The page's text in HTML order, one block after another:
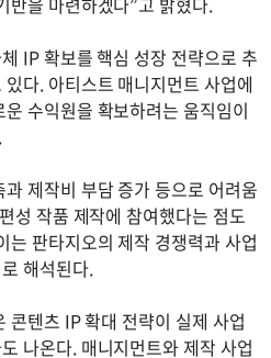
IP 확보를 핵심 성장 전략으로 추
다. 아티스트 매니지먼트 사업에
수익원을 확보하려는 움직임이
제작비 부담 증가 등으로 어려움
성 작품 제작에 참여했다는 점도
는 판타지오의 제작 경쟁력과 사업
해석된다.
콘텐츠 IP 확대 전략이 실제 사업
나온다. 매니지먼트와 제작 사업